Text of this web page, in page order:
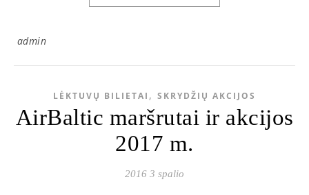
admin
LĖKTUVŲ BILIETAI , SKRYDŽIŲ AKCIJOS
AirBaltic maršrutai ir akcijos
2017 m.
2016 3 spalio